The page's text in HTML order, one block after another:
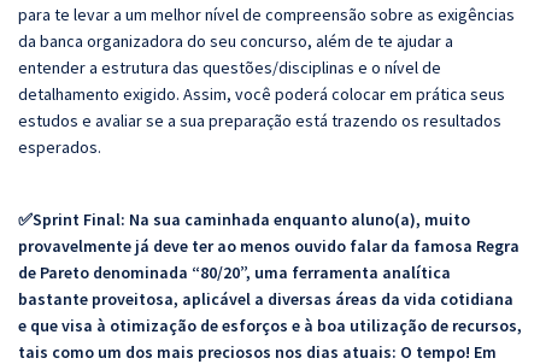
para te levar a um melhor nível de compreensão sobre as exigências
da banca organizadora do seu concurso, além de te ajudar a
entender a estrutura das questões/disciplinas e o nível de
detalhamento exigido. Assim, você poderá colocar em prática seus
estudos e avaliar se a sua preparação está trazendo os resultados
esperados.
✅Sprint Final: Na sua caminhada enquanto aluno(a), muito
provavelmente já deve ter ao menos ouvido falar da famosa Regra
de Pareto denominada “80/20”, uma ferramenta analítica
bastante proveitosa, aplicável a diversas áreas da vida cotidiana
e que visa à otimização de esforços e à boa utilização de recursos,
tais como um dos mais preciosos nos dias atuais: O tempo! Em